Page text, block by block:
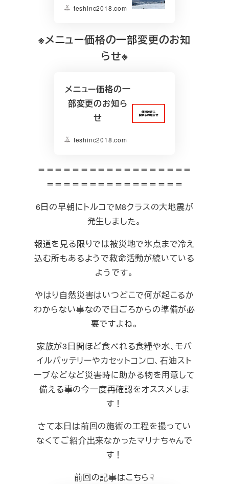
teshinc2018.com
※メニュー価格の一部変更のお知
らせ※
メニュー価格の一
部変更のお知ら
せ
teshinc2018.com
＝＝＝＝＝＝＝＝＝＝＝＝＝＝＝＝＝＝
＝＝＝＝＝＝＝＝＝＝＝＝＝＝＝＝
6日の早朝にトルコでM8クラスの大地震が
発生しました。
報道を見る限りでは被災地で氷点まで冷え
込む所もあるようで救命活動が続いている
ようです。
やはり自然災害はいつどこで何が起こるか
わからない事なので日ごろからの準備が必
要ですよね。
家族が3日間ほど食べれる食糧や水、モバ
イルバッテリーやカセットコンロ、石油スト
ーブなどなど災害時に助かる物を用意して
備える事の今一度再確認をオススメしま
す！
さて本日は前回の施術の工程を撮ってい
なくてご紹介出来なかったマリナちゃんで
す！
前回の記事はこちら☟